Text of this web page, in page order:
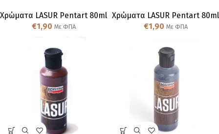
Χρώματα LASUR Pentart 80ml
€1,90 Με ΦΠΑ
Χρώματα LASUR Pentart 80ml
€1,90 Με ΦΠΑ